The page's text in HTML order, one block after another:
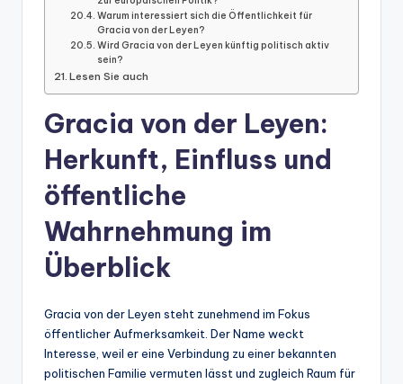
Warum interessiert sich die Öffentlichkeit für
Gracia von der Leyen?
Wird Gracia von der Leyen künftig politisch aktiv
sein?
Lesen Sie auch
Gracia von der Leyen:
Herkunft, Einfluss und
öffentliche
Wahrnehmung im
Überblick
Gracia von der Leyen steht zunehmend im Fokus
öffentlicher Aufmerksamkeit. Der Name weckt
Interesse, weil er eine Verbindung zu einer bekannten
politischen Familie vermuten lässt und zugleich Raum für